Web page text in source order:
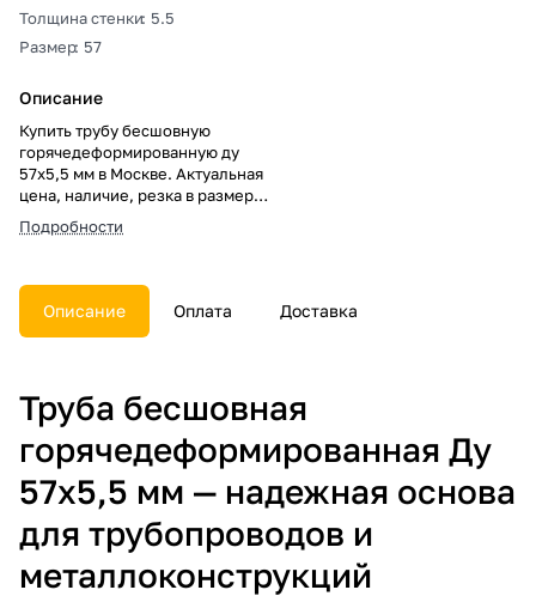
Толщина стенки: 5.5
Размер: 57
Описание
Купить трубу бесшовную
горячедеформированную ду
57х5,5 мм в Москве. Актуальная
цена, наличие, резка в размер,
погрузка, доставка, расчет веса
и документы.
Подробности
Описание Оплата Доставка
Труба бесшовная
горячедеформированная Ду
57х5,5 мм — надежная основа
для трубопроводов и
металлоконструкций